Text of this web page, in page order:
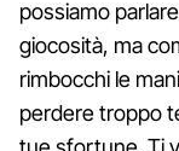
possiamo
giocosità, ma
rimbocchi le
perdere troppo